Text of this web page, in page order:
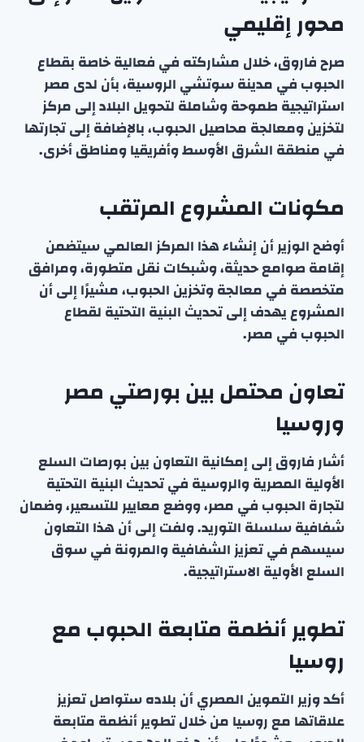
محور إقليمي
صرح فاروق، خلال مشاركته في فعالية خاصة بقطاع
الحبوب في مدينة سوتشي الروسية، بأن لدى مصر
استراتيجية طموحة وشاملة لتحويل البلاد إلى مركز
لتخزين ومعالجة محاصيل الحبوب، بالإضافة إلى تجارتها
في منطقة الشرق الأوسط وأفريقيا ومناطق أخرى.
مكونات المشروع المرتقب
أوضح الوزير أن إنشاء هذا المركز العالمي سيتضمن
إقامة صوامع حديثة، وشبكات نقل متطورة، ومرافق
متخصصة في معالجة وتخزين الحبوب، مشيرًا إلى أن
المشروع يهدف إلى تحديث البنية التحتية لقطاع
الحبوب في مصر.
تعاون محتمل بين بورصتي مصر
وروسيا
أشار فاروق إلى إمكانية التعاون بين بورصات السلع
الأولية المصرية والروسية في تحديث البنية التحتية
لتجارة الحبوب في مصر، ووضع معايير للتسعير، وضمان
شفافية سلسلة التوريد. ولفت إلى أن هذا التعاون
سيسهم في تعزيز الشفافية والمرونة في سوق
السلع الأولية الاستراتيجية.
تطوير أنظمة متابعة الحبوب مع
روسيا
أكد وزير التموين المصري أن بلاده ستواصل تعزيز
علاقاتها مع روسيا من خلال تطوير أنظمة متابعة